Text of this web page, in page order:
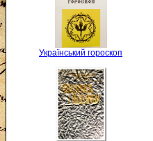
Український гороскоп